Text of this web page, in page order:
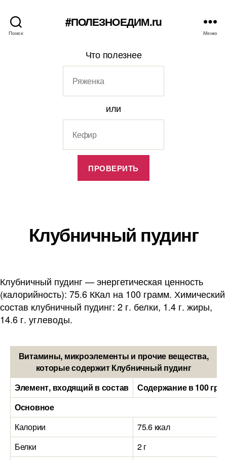
Поиск
#ПОЛЕЗНОЕДИМ.ru
Меню
Что полезнее
или
Клубничный пудинг
Клубничный пудинг — энергетическая ценность
(калорийность): 75.6 ККал на 100 грамм. Химический
состав клубничный пудинг: 2 г. белки, 1.4 г. жиры,
14.6 г. углеводы.
Витамины, микроэлементы и прочие вещества,
которые содержит Клубничный пудинг
Элемент, входящий в состав
Содержание в 100
Основное
Калории
75.6 ккал
Белки
2 г